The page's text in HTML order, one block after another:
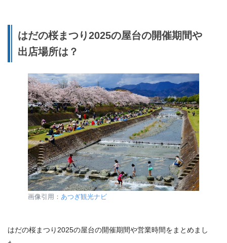
はだの桜まつり2025の屋台の開催期間や
出店場所は？
画像引用： あつぎ観光ナビ
はだの桜まつり2025の屋台の開催期間や営業時間をまとめまし